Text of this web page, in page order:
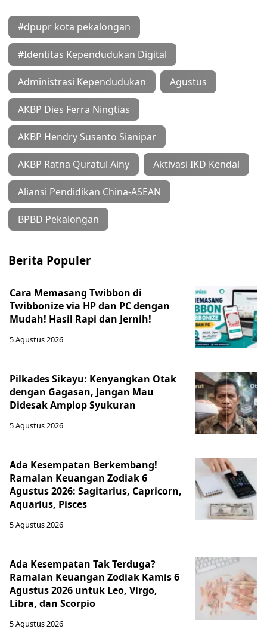
#dpupr kota pekalongan
#Identitas Kependudukan Digital
Administrasi Kependudukan Agustus
AKBP Dies Ferra Ningtias
AKBP Hendry Susanto Sianipar
AKBP Ratna Quratul Ainy Aktivasi IKD Kendal
Aliansi Pendidikan China-ASEAN
BPBD Pekalongan
Berita Populer
Cara Memasang Twibbon di
Twibbonize via HP dan PC dengan
Mudah! Hasil Rapi dan Jernih!
5 Agustus 2026
Pilkades Sikayu: Kenyangkan Otak
dengan Gagasan, Jangan Mau
Didesak Amplop Syukuran
5 Agustus 2026
Ada Kesempatan Berkembang!
Ramalan Keuangan Zodiak 6
Agustus 2026: Sagitarius, Capricorn,
Aquarius, Pisces
5 Agustus 2026
Ada Kesempatan Tak Terduga?
Ramalan Keuangan Zodiak Kamis 6
Agustus 2026 untuk Leo, Virgo,
Libra, dan Scorpio
5 Agustus 2026